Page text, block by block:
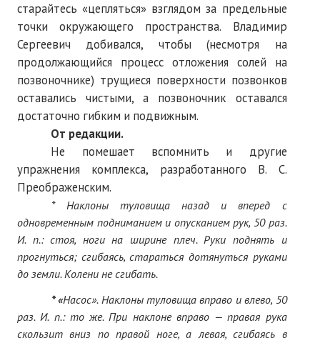
старайтесь «цепляться» взглядом за предельные
точки окружающего пространства. Владимир
Сергеевич добивался, чтобы (несмотря на
продолжающийся процесс отложения солей на
позвоночнике) трущиеся поверхности позвонков
оставались чистыми, а позвоночник оставался
достаточно гибким и подвижным.
От редакции.
Не помешает вспомнить и другие
упражнения комплекса, разработанного В. С.
Преображенским.
*Наклоны туловища назад и вперед с
одновременным подниманием и опусканием рук, 50 раз.
И. п.:стоя, ноги на ширине плеч. Руки поднять и
прогнуться; сгибаясь, стараться дотянуться руками
до земли. Колени не сгибать.
*«Насос». Наклоны туловища вправо и влево, 50
раз. И. п.: то же. При наклоне вправо — правая рука
скользит вниз по правой ноге, а левая, сгибаясь в